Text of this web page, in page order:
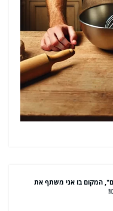
המקום בו אני משתף את